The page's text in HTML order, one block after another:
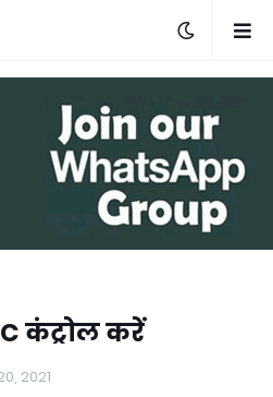
कंट्रोल करें
2021